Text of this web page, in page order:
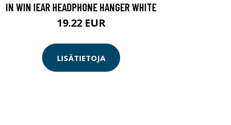
IN WIN IEAR HEADPHONE HANGER WHITE
19.22 EUR
LISÄTIETOJA